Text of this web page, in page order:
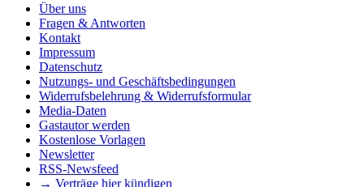
Über uns
Fragen & Antworten
Kontakt
Impressum
Datenschutz
Nutzungs- und Geschäftsbedingungen
Widerrufsbelehrung & Widerrufsformular
Media-Daten
Gastautor werden
Kostenlose Vorlagen
Newsletter
RSS-Newsfeed
→ Verträge hier kündigen